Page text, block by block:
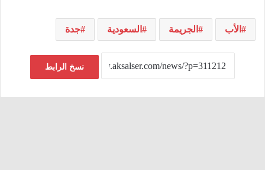
الأب الجريمة السعودية جدة
نسخ الرابط